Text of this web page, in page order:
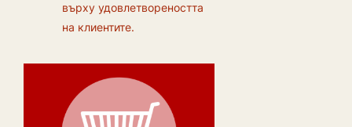
върху удовлетвореността
на клиентите.